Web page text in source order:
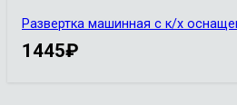
Развертка машинная с к/х
1445₽